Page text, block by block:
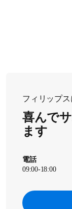
てください。ス
伸びてしまい、
適切なフィット
フィリップ
喜んで
ます
電話
09:00-18:00